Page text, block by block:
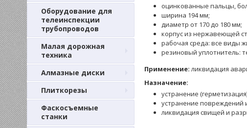
Оборудование для
телеинспекции
трубопроводов
Малая дорожная
техника
Алмазные диски
Плиткорезы
Фаскосъемные
станки
оцинкованные пальцы,
ширина 194 мм;
диаметр от 170 до 180 мм;
корпус из нержавеющей
рабочая среда: все виды
резиновый уплотнитель:
Применение:ликвидация
Назначение:
устранение
устранение повреждений
ликвидация свищей и